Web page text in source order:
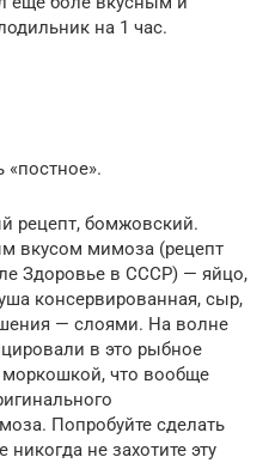
на 1 час.
рецепт, бомжовский.
вкусом мимоза (рецепт
Здоровье в СССР) — яйцо,
консервированная, сыр,
— слоями. На волне
в это рыбное
что вообще
Попробуйте сделать
не захотите эту